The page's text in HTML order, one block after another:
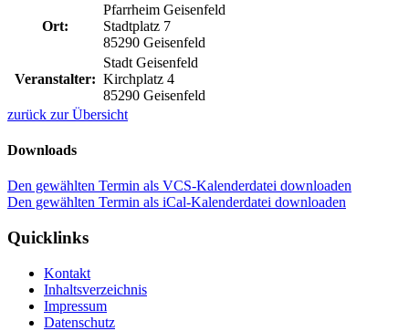
Ort:
Pfarrheim Geisenfeld
Stadtplatz 7
85290 Geisenfeld
Veranstalter:
Stadt Geisenfeld
Kirchplatz 4
85290 Geisenfeld
zurück zur Übersicht
Downloads
Den gewählten Termin als VCS-Kalenderdatei downloaden
Den gewählten Termin als iCal-Kalenderdatei downloaden
Quicklinks
Kontakt
Inhaltsverzeichnis
Impressum
Datenschutz